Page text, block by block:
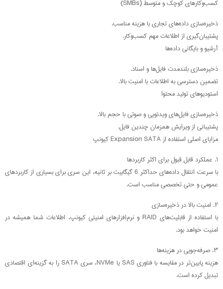
کسب‌وکارهای کوچک و متوسط (SMBs)
ذخیره‌سازی داده‌های تجاری با هزینه مناسب.
پشتیبان‌گیری از اطلاعات مهم کسب‌وکار.
آرشیو و بایگانی داده‌ها
ذخیره‌سازی بلندمدت فایل‌ها و اسناد.
تضمین دسترسی به اطلاعات با امنیت بالا.
استودیوهای تولید محتوا
ذخیره‌سازی فایل‌های ویدئویی و صوتی با حجم بالا.
پشتیبانی از ویرایش همزمان چندین فایل.
مزایای اصلی استفاده از Expansion SATA کیونپ
۱. عملکرد قابل قبول برای اکثر کاربردها
با سرعت انتقال داده‌های حداکثر 6 گیگابیت بر ثانیه، این سری برای بسیاری از کاربردهای
عمومی و حتی تخصصی مناسب است.
۲. امنیت بالا در ذخیره‌سازی
با استفاده از قابلیت‌های RAID و نرم‌افزارهای امنیتی کیونپ، اطلاعات شما همیشه در
امنیت خواهد بود.
۳. صرفه‌جویی در هزینه‌ها
هزینه پایین‌تر در مقایسه با فناوری SAS یا NVMe، سری SATA را به گزینه‌ای اقتصادی
تبدیل کرده است.